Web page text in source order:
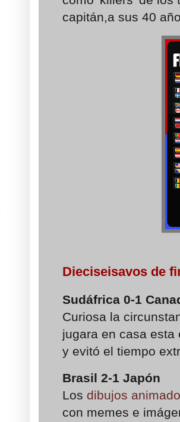
capitán,a sus 40
Dieciseisavos de
Sudáfrica 0-1
Curiosa la
jugara en casa esta
y evitó el tiempo
Brasil 2-1 Japón
Los dibujos
con memes e